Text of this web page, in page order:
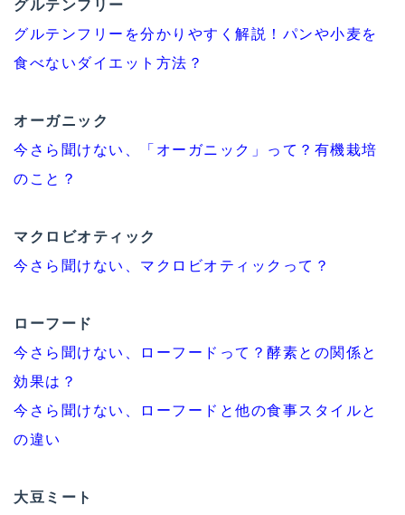
グルテンフリー
グルテンフリーを分かりやすく解説！パンや小麦を
食べないダイエット方法？
オーガニック
今さら聞けない、「オーガニック」って？有機栽培
のこと？
マクロビオティック
今さら聞けない、マクロビオティックって？
ローフード
今さら聞けない、ローフードって？酵素との関係と
効果は？
今さら聞けない、ローフードと他の食事スタイルと
の違い
大豆ミート